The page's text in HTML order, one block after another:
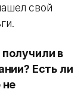
свой
в
Есть ли
не